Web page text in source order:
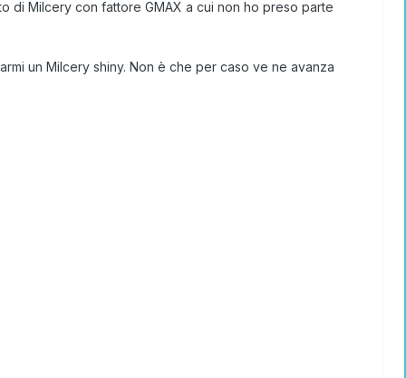
di Milcery con fattore GMAX a cui non ho preso parte
un Milcery shiny. Non è che per caso ve ne avanza